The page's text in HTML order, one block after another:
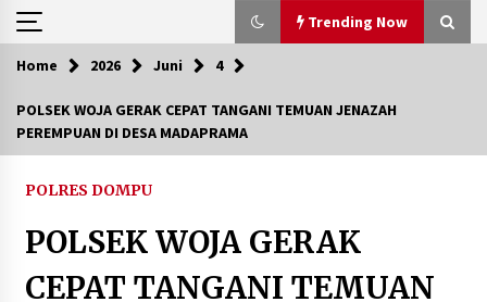
Trending Now
Trending Now
Polsek Kempo Serahkan ODGJ ke Ketua DPRD
4 hari ago
Home 2026 Juni 4
POLSEK WOJA GERAK CEPAT TANGANI TEMUAN JENAZAH
PEREMPUAN DI DESA MADAPRAMA
POLRES DOMPU
POLSEK WOJA GERAK
CEPAT TANGANI TEMUAN